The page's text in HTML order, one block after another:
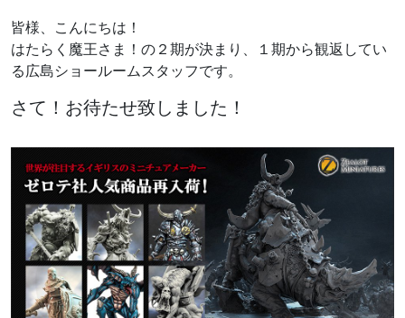
皆様、こんにちは！
はたらく魔王さま！の２期が決まり、１期から観返してい
る広島ショールームスタッフです。
さて！お待たせ致しました！